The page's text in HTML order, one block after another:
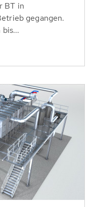
BT in
gegangen.